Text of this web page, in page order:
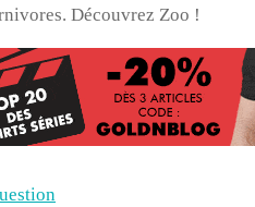
Découvrez Zoo !